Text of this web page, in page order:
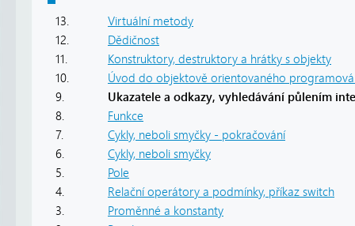
13.
Virtuální metody
12.
Dědičnost
11.
Konstruktory, destruktory a hrátky s objekty
10.
Úvod do objektově orientovaného
9.
Ukazatele a odkazy, vyhledávání půlením
8.
Funkce
7.
Cykly, neboli smyčky - pokračování
6.
Cykly, neboli smyčky
5.
Pole
4.
Relační operátory a podmínky, příkaz switch
3.
Proměnné a konstanty